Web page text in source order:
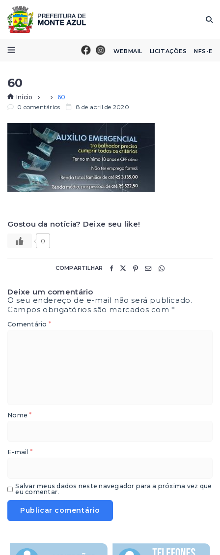
WEBMAIL LICITAÇÕES NFS-E
60
Início
60
0 comentários
8 de abril de 2020
Gostou da notícia? Deixe seu like!
0
COMPARTILHAR
Deixe um comentário
O seu endereço de e-mail não será publicado.
Campos obrigatórios são marcados com*
Comentário *
Nome*
E-mail *
Salvar meus dados neste navegador para a próxima vez que
eu comentar.